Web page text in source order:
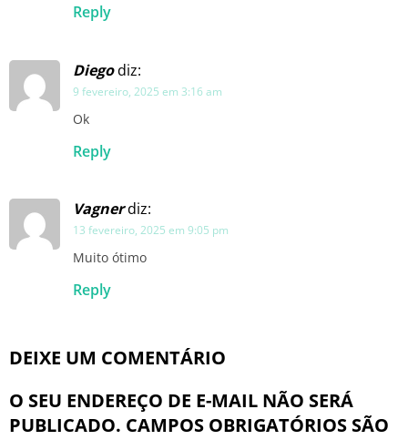
Reply
Diegodiz:
9 fevereiro, 2025 em 3:16 am
Ok
Reply
Vagnerdiz:
13 fevereiro, 2025 em 9:05 pm
Muito ótimo
Reply
DEIXE UM COMENTÁRIO
O SEU ENDEREÇO DE E-MAIL NÃO SERÁ
PUBLICADO. CAMPOS OBRIGATÓRIOS SÃO